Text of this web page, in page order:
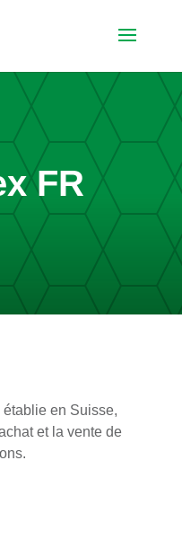
FR
en Suisse,
et la vente de